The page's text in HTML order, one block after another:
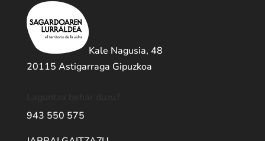
Kale Nagusia, 48
20115 Astigarraga Gipuzkoa
943 550 575